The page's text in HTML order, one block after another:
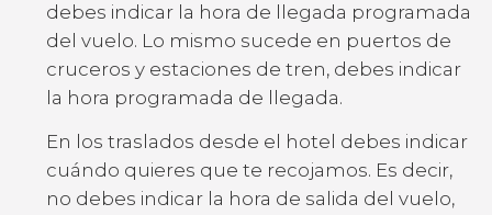
debes indicar la hora de llegada programada
del vuelo. Lo mismo sucede en puertos de
cruceros y estaciones de tren, debes indicar
la hora programada de llegada.
En los traslados desde el hotel debes indicar
cuándo quieres que te recojamos. Es decir,
no debes indicar la hora de salida del vuelo,